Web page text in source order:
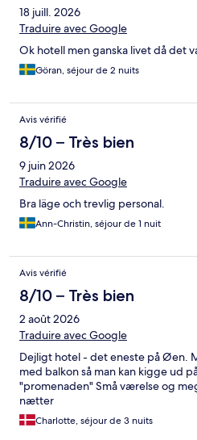
18 juill. 2026
Traduire avec Google
Ok hotell men ganska livet då det
Göran, séjour de 2 nuits
Avis vérifié
8/10 – Très bien
9 juin 2026
Traduire avec Google
Bra läge och trevlig personal.
Ann-Christin, séjour de 1 nuit
Avis vérifié
8/10 – Très bien
2 août 2026
Traduire avec Google
Dejligt hotel - det eneste på Øen.
med balkon så man kan kigge ud
"promenaden" Små værelse og
nætter
Charlotte, séjour de 3 nuits